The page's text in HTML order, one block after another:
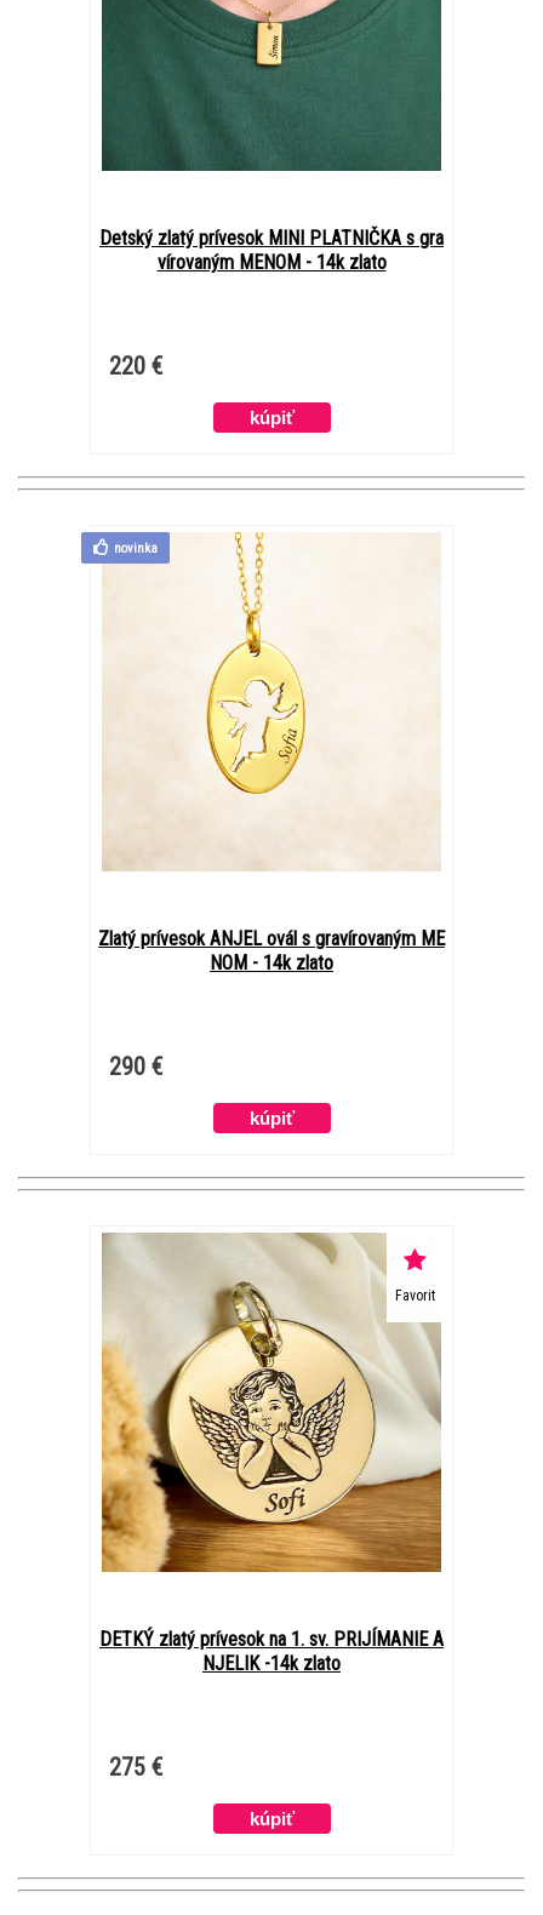
Detský zlatý prívesok MINI PLATNIČKA s gra
vírovaným MENOM - 14k zlato
220 €
Zlatý prívesok ANJEL ovál s gravírovaným ME
NOM - 14k zlato
290 €
novinka
DETKÝ zlatý prívesok na 1. sv. PRIJÍMANIE A
NJELIK -14k zlato
275 €
Favorit